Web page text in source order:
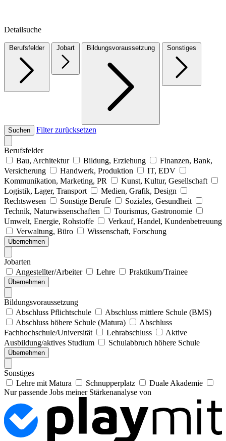
Detailsuche
Berufsfelder Jobart Bildungsvoraussetzung Sonstiges
Suchen Filter zurücksetzen
Berufsfelder
Bau, Architektur
Bildung, Erziehung
Finanzen, Bank,
Versicherung
Handwerk, Produktion
IT, EDV
Kommunikation, Marketing, PR
Kunst, Kultur, Gesellschaft
Logistik, Lager, Transport
Medien, Grafik, Design
Rechtswesen
Sonstige Berufe
Soziales, Gesundheit
Technik, Naturwissenschaften
Tourismus, Gastronomie
Umwelt, Energie, Rohstoffe
Verkauf, Handel, Kundenbetreuung
Verwaltung, Büro
Wissenschaft, Forschung
Übernehmen
Jobarten
Angestellter/Arbeiter
Lehre Praktikum/Trainee
Übernehmen
Bildungsvoraussetzung
Abschluss Pflichtschule
Abschluss mittlere Schule (BMS)
Abschluss höhere Schule (Matura)
Abschluss
Fachhochschule/Universität
Lehrabschluss
Aktive
Ausbildung/aktives Studium
Schulabbruch höhere Schule
Übernehmen
Sonstiges
Lehre mit Matura
Schnupperplatz
Duale Akademie
Nur passende Jobs meiner Stärkenanalyse von